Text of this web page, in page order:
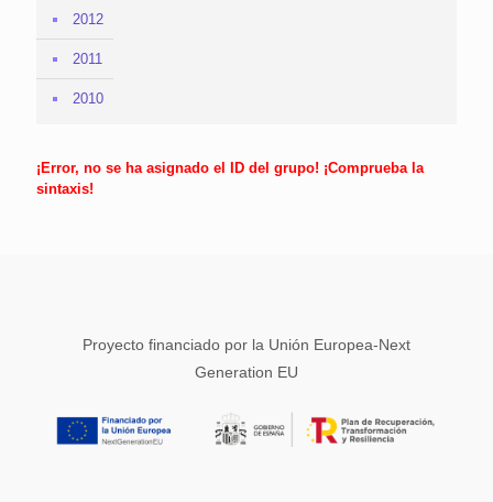
2012
2011
2010
¡Error, no se ha asignado el ID del grupo! ¡Comprueba la
sintaxis!
Proyecto financiado por la Unión Europea-Next
Generation EU